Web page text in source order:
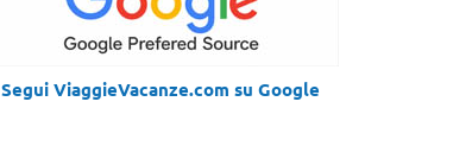
Segui ViaggieVacanze.com su Google